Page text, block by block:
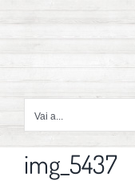
contenuto
Vai a...
img_5437